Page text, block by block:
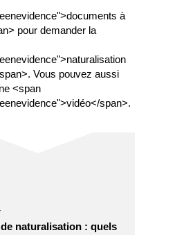
à
pour demander la
Vous pouvez aussi
<span
span>.
naturalisation : quels